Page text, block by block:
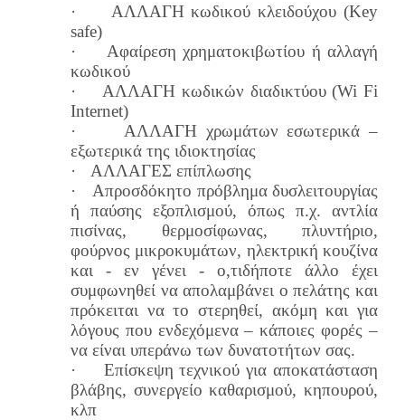
·
ΑΛΛΑΓΗ κωδικού κλειδούχου (Key
safe)
·
Αφαίρεση χρηματοκιβωτίου ή αλλαγή
κωδικού
·
ΑΛΛΑΓΗ κωδικών διαδικτύου (Wi Fi
Internet)
·
ΑΛΛΑΓΗ χρωμάτων εσωτερικά –
εξωτερικά της ιδιοκτησίας
·
ΑΛΛΑΓΕΣ επίπλωσης
·
Απροσδόκητο πρόβλημα δυσλειτουργίας
ή παύσης εξοπλισμού, όπως π.χ. αντλία
πισίνας, θερμοσίφωνας, πλυντήριο,
φούρνος μικροκυμάτων, ηλεκτρική κουζίνα
και - εν γένει - ο,τιδήποτε άλλο έχει
συμφωνηθεί να απολαμβάνει ο πελάτης και
πρόκειται να το στερηθεί, ακόμη και για
λόγους που ενδεχόμενα – κάποιες φορές –
να είναι υπεράνω των δυνατοτήτων σας.
·
Επίσκεψη τεχνικού για αποκατάσταση
βλάβης, συνεργείο καθαρισμού, κηπουρού,
κλπ